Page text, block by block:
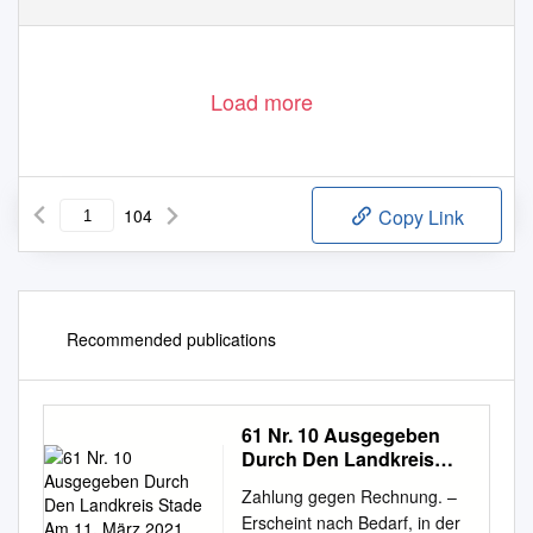
Load more
104 Copy Link
Recommended publications
61 Nr. 10 Ausgegeben
Durch Den Landkreis
Zahlung gegen Rechnung. –
Erscheint nach Bedarf, in der